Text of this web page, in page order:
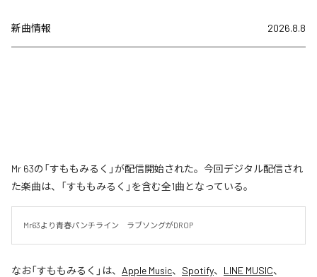
新曲情報 2026.8.8
Mr 63の「すももみるく」が配信開始された。今回デジタル配信され
た楽曲は、「すももみるく」を含む全1曲となっている。
Mr63より青春パンチライン　ラブソングがDROP
なお「すももみるく 」は、 Apple Music、 Spotify、 LINE MUSIC、